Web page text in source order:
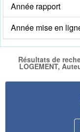
Année rapport
Année mise en
Résultats de
LOGEMENT,